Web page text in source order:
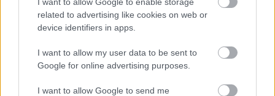
related to advertising like cookies on web or
device identifiers in apps.
I want to allow my user data to be sent to
Google for online advertising purposes.
I want to allow Google to send me